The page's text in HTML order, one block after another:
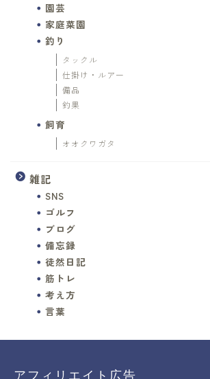
園芸
家庭菜園
釣り
タックル
仕掛け・ルアー
備品
釣果
飼育
オオクワガタ
雑記
SNS
ゴルフ
ブログ
備忘録
徒然日記
筋トレ
考え方
言葉
アフィリエイト広告